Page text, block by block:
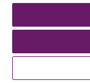
Almendras
Sal marina